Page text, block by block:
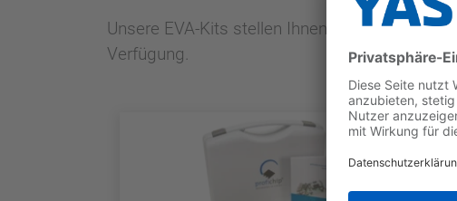
Unsere EVA-Kits stellen Ihnen alle möglichen
Verfügung.